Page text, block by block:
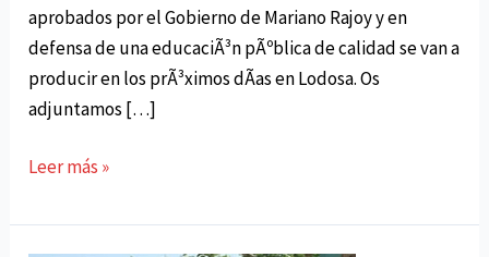
aprobados por el Gobierno de Mariano Rajoy y en
defensa de una educaciÃ³n pÃºblica de calidad se van a
producir en los prÃ³ximos dÃ­as en Lodosa. Os
adjuntamos […]
LOIU
la
Leer más »